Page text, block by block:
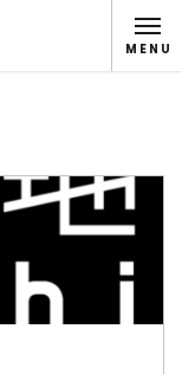
MENU